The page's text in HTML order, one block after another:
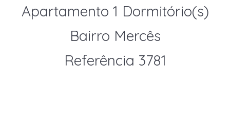
Apartamento 1 Dormitório(s)
Bairro Mercês
Referência 3781